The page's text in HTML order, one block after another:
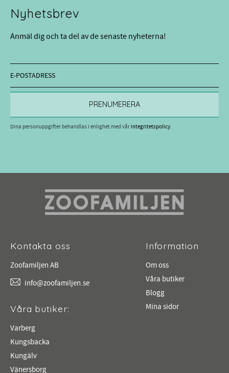
Nyhetsbrev
Anmäl dig och ta del av de senaste nyheterna!
PRENUMERERA
Dina personuppgifter behandlas i enlighet med vårintegritetspolicy.
Kontakta oss
Zoofamiljen AB
info@zoofamiljen.se
Våra butiker:
Varberg
Kungsbacka
Kungälv
Vänersborg
Information
Om oss
Våra butiker
Blogg
Mina sidor